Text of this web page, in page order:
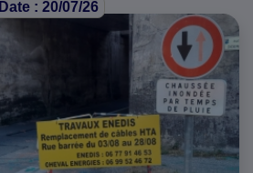
Date : 20/07/26